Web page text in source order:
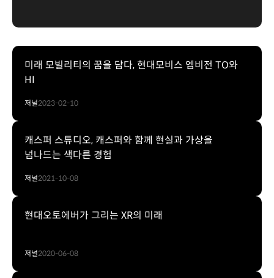
미래 모빌리티의 꿈을 담다, 현대모비스 엠비전 TO와
HI
저널2023-02-10
캐스퍼 스튜디오, 캐스퍼와 함께 현실과 가상을
넘나드는 색다른 경험
저널2021-10-08
현대오토에버가 그리는 XR의 미래
저널2020-06-08